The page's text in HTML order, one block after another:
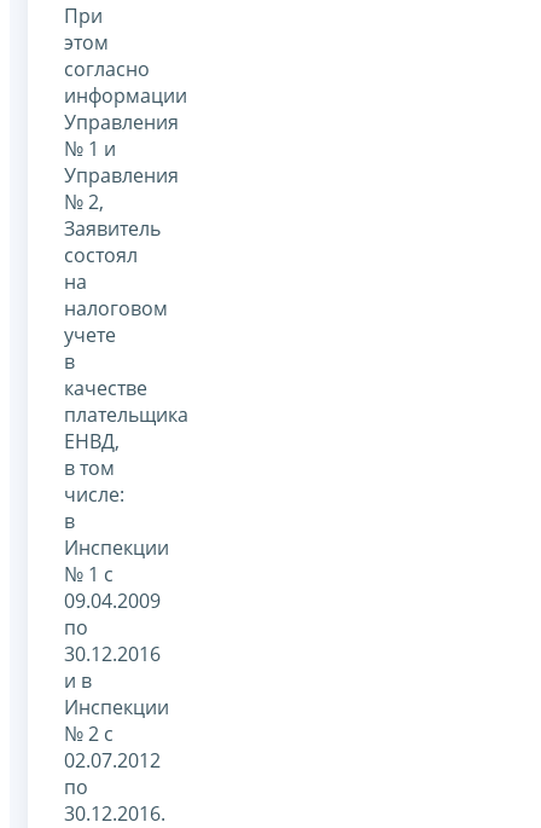
При
этом
согласно
информации
Управления
№ 1 и
Управления
№ 2,
Заявитель
состоял
на
налоговом
учете
в
качестве
плательщика
ЕНВД,
в том
числе:
в
Инспекции
№ 1 с
09.04.2009
по
30.12.2016
и в
Инспекции
№ 2 с
02.07.2012
по
30.12.2016.